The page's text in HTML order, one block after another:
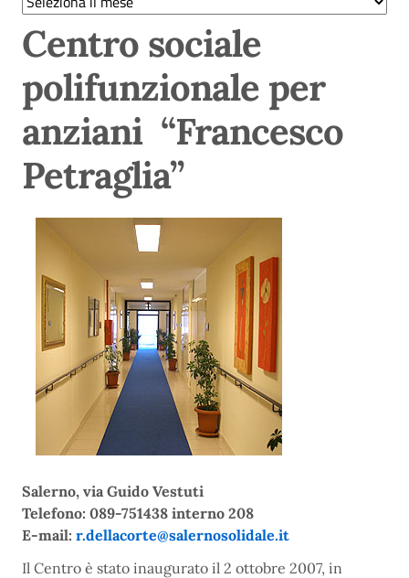
Archivio
news
Centro sociale
polifunzionale per
anziani “Francesco
Petraglia”
Salerno, via Guido Vestuti
Telefono: 089-751438 interno 208
E-mail: r.dellacorte@salernosolidale.it
Il Centro è stato inaugurato il 2 ottobre 2007, in